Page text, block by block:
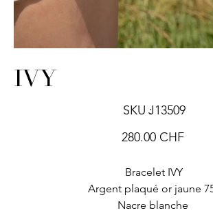
IVY
SKU :SKU
J13509
J13509
Prix
280.00 CHF
Bracelet IVY
Argent plaqué or jaune
Nacre blanche